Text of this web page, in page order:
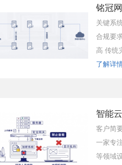
铭冠
关键系
合规要
高 传统
了解详
智能
客户简
一家专
等领域